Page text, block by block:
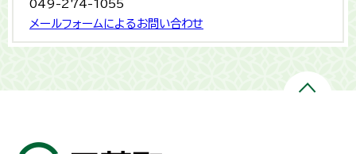
049-274-1055
メールフォームによるお問い合わせ